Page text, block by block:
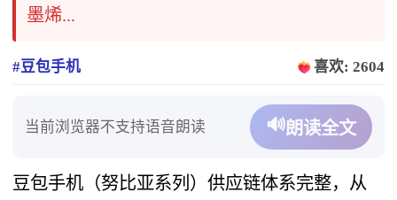
墨烯...
#豆包手机 喜欢: 2604
当前浏览器不支持语音朗读 🔊朗读全文
豆包手机（努比亚系列）供应链体系完整，从